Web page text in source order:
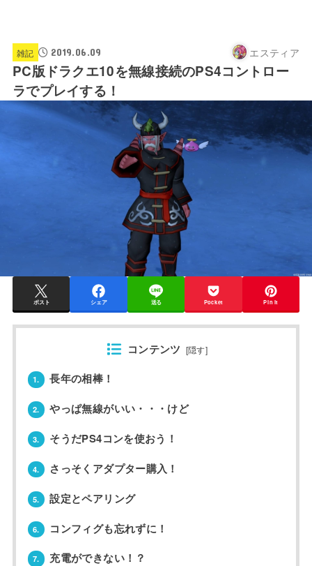
雑記 2019.06.09 エスティア
PC版ドラクエ10を無線接続のPS4コントロー
ラでプレイする！
ポスト シェア 送る Pocket Pin it
コンテンツ [隠す]
1. 長年の相棒！
2. やっぱ無線がいい・・・けど
3. そうだPS4コンを使おう！
4. さっそくアダプター購入！
5. 設定とペアリング
6. コンフィグも忘れずに！
7. 充電ができない！？